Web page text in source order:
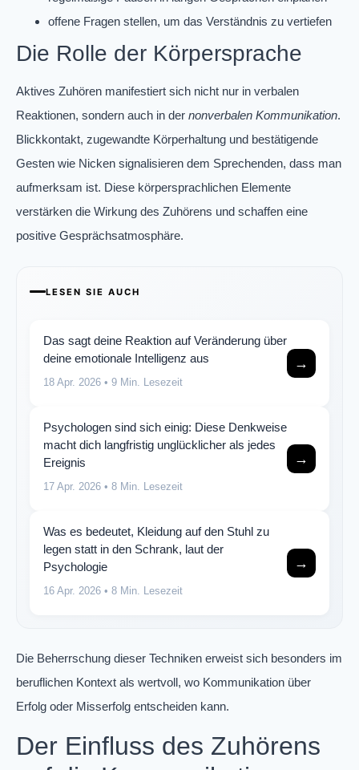
offene Fragen stellen, um das Verständnis zu vertiefen
Die Rolle der Körpersprache
Aktives Zuhören manifestiert sich nicht nur in verbalen
Reaktionen, sondern auch in der nonverbalen Kommunikation.
Blickkontakt, zugewandte Körperhaltung und bestätigende
Gesten wie Nicken signalisieren dem Sprechenden, dass man
aufmerksam ist. Diese körpersprachlichen Elemente
verstärken die Wirkung des Zuhörens und schaffen eine
positive Gesprächsatmosphäre.
LESEN SIE AUCH
Das sagt deine Reaktion auf Veränderung über
deine emotionale Intelligenz aus
18 Apr. 2026 • 9 Min. Lesezeit
→
Psychologen sind sich einig: Diese Denkweise
macht dich langfristig unglücklicher als jedes
Ereignis
17 Apr. 2026 • 8 Min. Lesezeit
→
Was es bedeutet, Kleidung auf den Stuhl zu
legen statt in den Schrank, laut der
Psychologie
16 Apr. 2026 • 8 Min. Lesezeit
→
Die Beherrschung dieser Techniken erweist sich besonders im
beruflichen Kontext als wertvoll, wo Kommunikation über
Erfolg oder Misserfolg entscheiden kann.
Der Einfluss des Zuhörens